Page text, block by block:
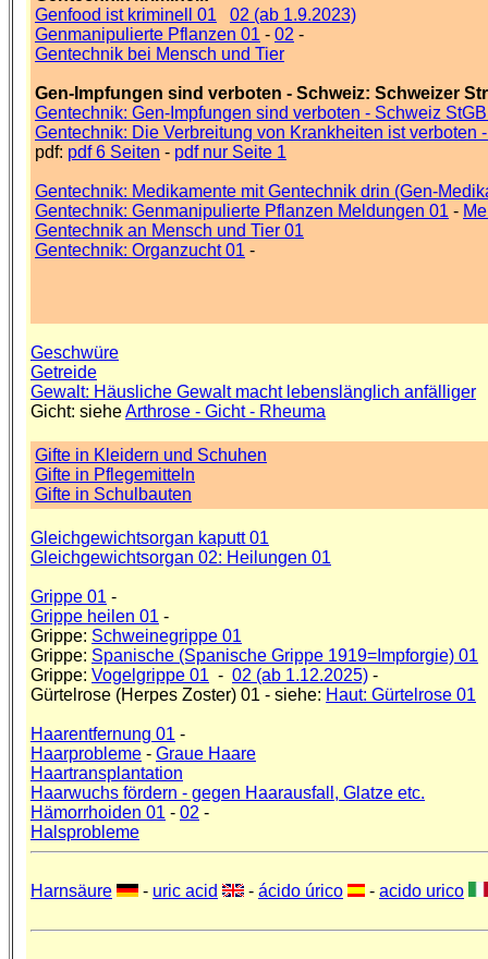
Genfood ist kriminell 01
02 (ab 1.9.2023)
Genmanipulierte Pflanzen 01 - 02 -
Gentechnik bei Mensch und Tier
Gen-Impfungen sind verboten - Schweiz: Schweizer
Gentechnik: Gen-Impfungen sind verboten - Schweiz
Gentechnik: Die Verbreitung von Krankheiten ist
pdf: pdf 6 Seiten - pdf nur Seite 1
Gentechnik: Medikamente mit Gentechnik drin (Gen-
Gentechnik: Genmanipulierte Pflanzen Meldungen 01 -
Gentechnik an Mensch und Tier 01
Gentechnik: Organzucht 01 -
Geschwüre
Getreide
Gewalt: Häusliche Gewalt macht lebenslänglich anfälliger
Gicht: sieheArthrose - Gicht - Rheuma
Gifte in Kleidern und Schuhen
Gifte in Pflegemitteln
Gifte in Schulbauten
Gleichgewichtsorgan kaputt 01
Gleichgewichtsorgan 02: Heilungen 01
Grippe 01 -
Grippe heilen 01 -
Grippe: Schweinegrippe 01
Grippe: Spanische (Spanische Grippe 1919=Impforgie) 01
Grippe: Vogelgrippe 01 - 02 (ab 1.12.2025) -
Gürtelrose (Herpes Zoster) 01 - siehe: Haut: Gürtelrose 01
Haarentfernung 01 -
Haarprobleme - Graue Haare
Haartransplantation
Haarwuchs fördern - gegen Haarausfall, Glatze etc.
Hämorrhoiden 01 - 02 -
Halsprobleme
Harnsäure - uric acid - ácido úrico - acido urico